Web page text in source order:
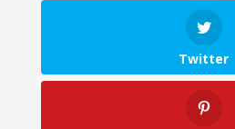
Twitter